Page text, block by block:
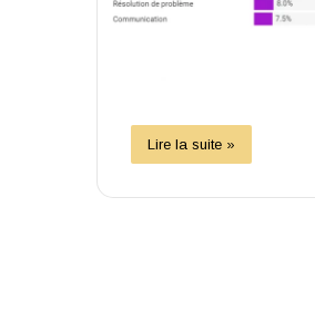
Lire la suite »